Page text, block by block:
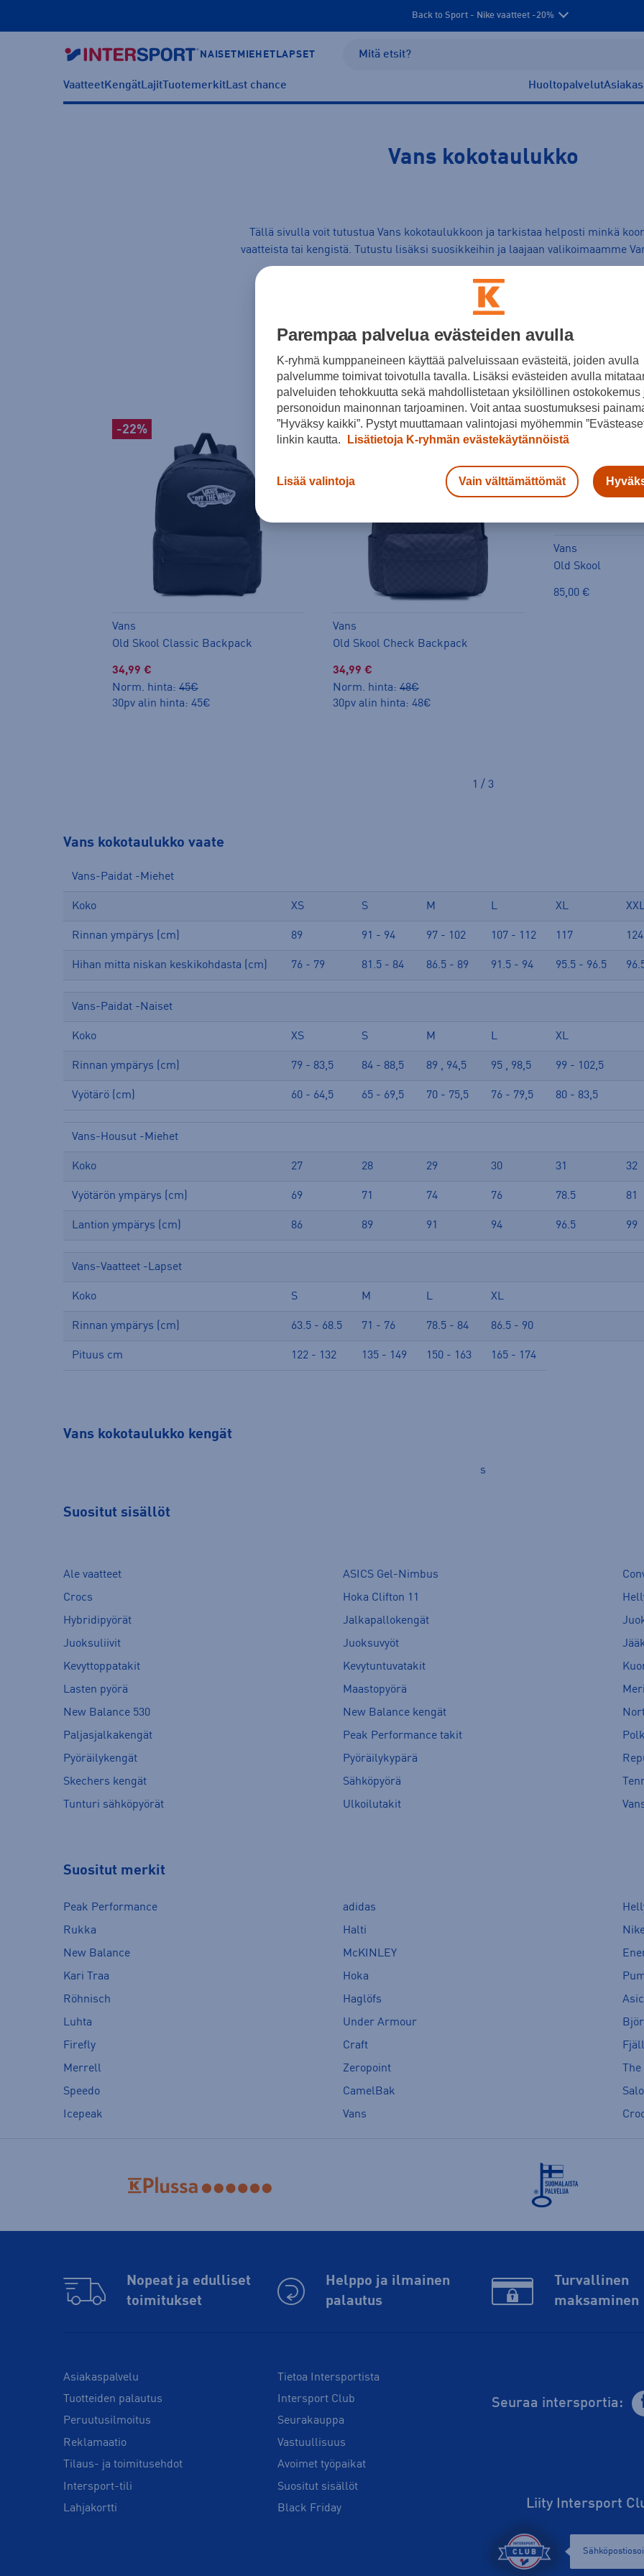
Back to Sport - Nike vaatteet -20%
NAISET MIEHET LAPSET
VaatteetKengätLajitTuotemerkitLast chance Huoltopalvelut
Vans kokotaulukko
Tällä sivulla voit tutustua Vans kokotaulukkoon ja tarkistaa helposti minkä
vaatteista tai kengistä. Tutustu lisäksi suosikkeihin ja laajaan valikoimaamme
Suosittuja Vans tuotteita
-22%
Vans
Old Skool Classic Backpack
34,99 €
Norm. hinta: 45€
30pv alin hinta: 45€
-27%
Vans
Old Skool Check Backpack
34,99 €
Norm. hinta: 48€
30pv alin hinta: 48€
Vans
Old Skool
85,00 €
1 / 3
Vans kokotaulukko vaate
Vans-Paidat -Miehet
Koko XS S M L XL
Rinnan ympärys (cm) 89 91 - 94 97 - 102 107 - 112 117 124
Hihan mitta niskan keskikohdasta (cm) 76 - 79 81.5 - 84 86.5 - 89 91.5 - 94 95.5 - 96.5
Vans-Paidat -Naiset
Koko XS S M L XL
Rinnan ympärys (cm) 79 - 83,5 84 - 88,5 89 , 94,5 95 , 98,5 99 - 102,5
Vyötärö (cm) 60 - 64,5 65 - 69,5 70 - 75,5 76 - 79,5 80 - 83,5
Vans-Housut -Miehet
Koko 27 28 29 30 31 32
Vyötärön ympärys (cm) 69 71 74 76 78.5 81
Lantion ympärys (cm) 86 89 91 94 96.5 99
Vans-Vaatteet -Lapset
Koko S M L XL
Rinnan ympärys (cm) 63.5 - 68.5 71 - 76 78.5 - 84 86.5 - 90
Pituus cm 122 - 132 135 - 149 150 - 163 165 - 174
Vans kokotaulukko kengät
s
Suositut sisällöt
Ale vaatteet ASICS Gel-Nimbus
Crocs
Hoka Clifton 11
Hybridipyörät
Jalkapallokengät
Juoksuliivit
Juoksuvyöt
Kevyttoppatakit
Kevytuntuvatakit
Lasten pyörä
Maastopyörä
New Balance 530
New Balance kengät
Paljasjalkakengät
Peak Performance takit
Pyöräilykengät
Pyöräilykypärä
Skechers kengät
Sähköpyörä
Tunturi sähköpyörät
Ulkoilutakit
Suositut merkit
Peak Performance adidas
Rukka
Halti
New Balance
McKINLEY
Kari Traa
Hoka
Röhnisch
Haglöfs
Luhta
Under Armour
Firefly
Craft
Merrell
Zeropoint
Speedo
CamelBak
Icepeak
Vans
Nopeat ja edulliset
toimitukset
Helppo ja ilmainen
palautus
Turvallinen
maksaminen
Asiakaspalvelu
Tuotteiden palautus
Peruutusilmoitus
Reklamaatio
Tilaus- ja toimitusehdot
Intersport-tili
Lahjakortti
Tietoa Intersportista
Intersport Club
Seurakauppa
Vastuullisuus
Avoimet työpaikat
Suositut sisällöt
Black Friday
Seuraa intersportia:
Liity Intersport
Parempaa palvelua evästeiden avulla
K-ryhmä kumppaneineen käyttää palveluissaan evästeitä, joiden avulla
palvelumme toimivat toivotulla tavalla. Lisäksi evästeiden avulla
palveluiden tehokkuutta sekä mahdollistetaan yksilöllinen ostokokemus
personoidun mainonnan tarjoaminen. Voit antaa suostumuksesi
”Hyväksy kaikki”. Pystyt muuttamaan valintojasi myöhemmin
linkin kautta.
Lisätietoja K-ryhmän evästekäytännöistä
Lisää valintoja Vain välttämättömät